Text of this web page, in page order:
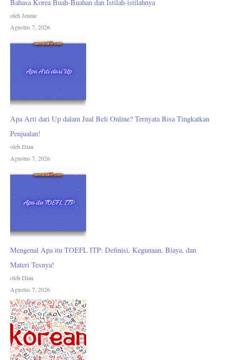
Bahasa Korea Buah-Buahan dan Istilah-istilahnya
oleh Jennie
Agustus 7, 2026
Apa Arti dari Up dalam Jual Beli Online? Ternyata Bisa Tingkatkan
Penjualan!
oleh Dian
Agustus 7, 2026
Mengenal Apa itu TOEFL ITP: Definisi, Kegunaan, Biaya, dan
Materi Tesnya!
oleh Dian
Agustus 7, 2026